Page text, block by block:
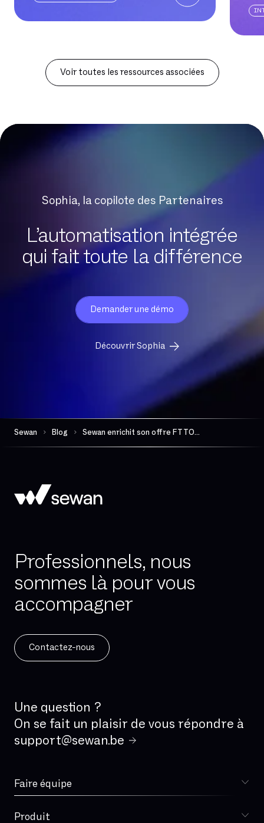
Voir toutes les ressources associées
Sophia, la copilote des Partenaires
L’automatisation intégrée
qui fait toute la différence
Demander une démo
Découvrir Sophia
Sewan Blog Sewan enrichit son offre FTTO avec Eurofiber et Colt
Professionnels, nous
sommes là pour vous
accompagner
Contactez-nous
Une question ?
On se fait un plaisir de vous répondre à
support@sewan.be
Faire équipe
Produit